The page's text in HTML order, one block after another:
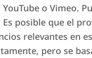
o Vimeo.
posible que el
relevantes en
pero se